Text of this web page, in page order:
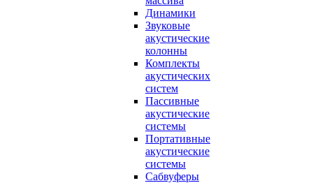
Динамики
Звуковые
акустические
колонны
Комплекты
акустических
систем
Пассивные
акустические
системы
Портативные
акустические
системы
Сабвуферы